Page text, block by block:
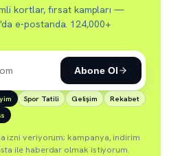
kortlar, fırsat kampları —
e-postanda. 124,000+
Abone Ol
Spor Tatili Gelişim
Rekabet
izni veriyorum; kampanya, indirim
ile haberdar olmak istiyorum.